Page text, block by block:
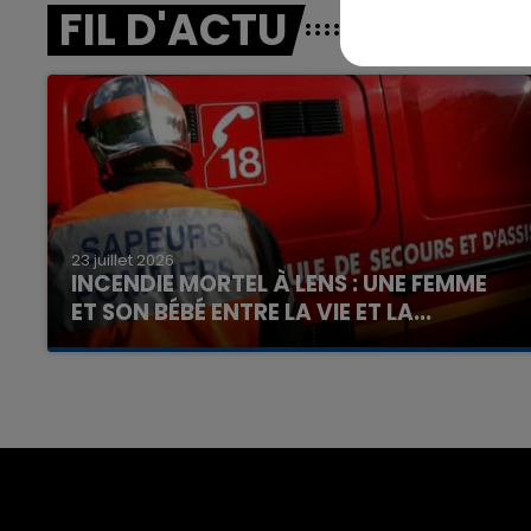
FIL D'ACTU
23 juillet 2026
INCENDIE MORTEL À LENS : UNE FEMME
ET SON BÉBÉ ENTRE LA VIE ET LA...
Un homme s'est immolé par le feu après avoir